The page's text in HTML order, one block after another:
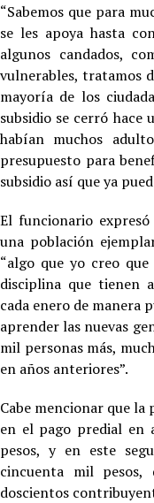
“Sabemos que para
se les apoya hasta
algunos candados,
vulnerables, tratamos
mayoría de los
subsidio se cerró hace
habían muchos
presupuesto para
subsidio así que ya
El funcionario
una población
“algo que yo creo
disciplina que tienen
cada enero de manera
aprender las nuevas
mil personas más,
en años anteriores”.
Cabe mencionar que
en el pago predial en
pesos, y en este
cincuenta mil
doscientos